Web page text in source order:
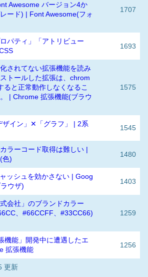
Awesome バージョン4か
ード) | Font Awesome(フォ
1707
ロパティ」「アトリビュー
1693
化されてない拡張機能を読み
トールした拡張は、chrom
ると正常動作しなくなるこ
| Chrome 拡張機能(ブラウ
1575
ザイン」✕「グラフ」 | 2系
1545
カラーコード取得は難しい |
色)
1480
ッシュを効かさない | Goog
ウザ)
1403
式会社」のブランドカラー
、#66CCFF、#33CC66)
1259
機能」開発中に遭遇したエ
拡張機能
1256
更新